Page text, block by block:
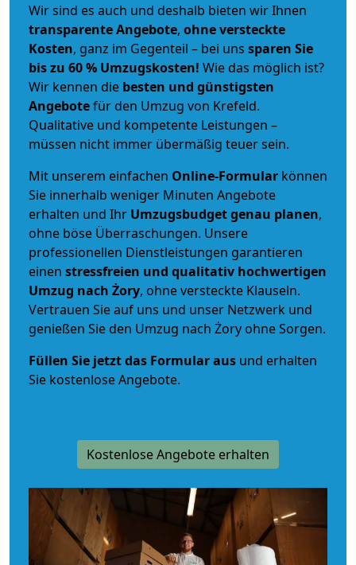
Wir sind es auch und deshalb bieten wir Ihnen
transparente Angebote, ohne versteckte
Kosten, ganz im Gegenteil – bei uns sparen Sie
bis zu 60 % Umzugskosten! Wie das möglich ist?
Wir kennen die besten und günstigsten
Angebotefür den Umzug von Krefeld.
Qualitative und kompetente Leistungen –
müssen nicht immer übermäßig teuer sein.
Mit unserem einfachen Online-Formular können
Sie innerhalb weniger Minuten Angebote
erhalten und Ihr Umzugsbudgetgenau planen,
ohne böse Überraschungen. Unsere
professionellen Dienstleistungen garantieren
einen stressfreien und qualitativ hochwertigen
Umzug nach Żory, ohne versteckte Klauseln.
Vertrauen Sie auf uns und unser Netzwerk und
genießen Sie den Umzug nach Żory ohne Sorgen.
Füllen Sie jetzt das Formular aus und erhalten
Sie kostenlose Angebote.
Kostenlose Angebote erhalten